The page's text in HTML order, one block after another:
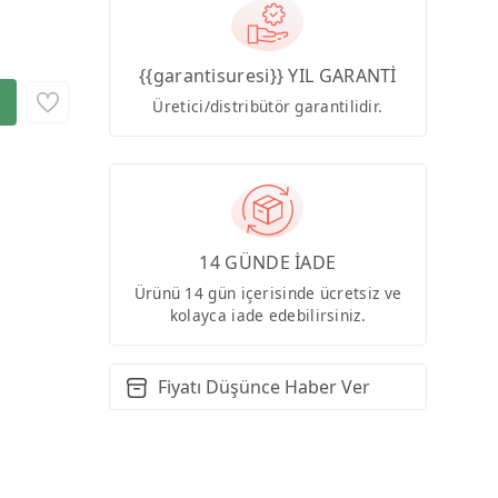
{{garantisuresi}} YIL GARANTİ
Üretici/distribütör garantilidir.
14 GÜNDE İADE
Ürünü 14 gün içerisinde ücretsiz ve
kolayca iade edebilirsiniz.
Fiyatı Düşünce Haber Ver